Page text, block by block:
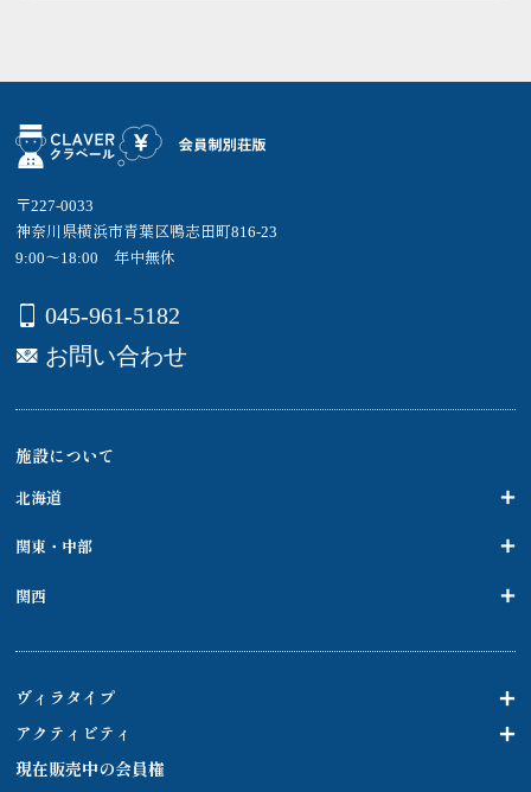
〒227-0033
神奈川県横浜市青葉区鴨志田町816-23
9:00～18:00 年中無休
045-961-5182
お問い合わせ
施設について
北海道
関東・中部
関西
ヴィラタイプ
アクティビティ
現在販売中の会員権